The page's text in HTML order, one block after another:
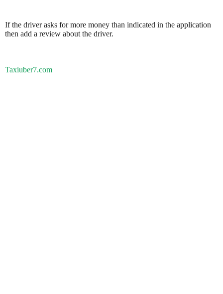
If the driver asks for more money than indicated in the application
then add a review about the driver.
Taxiuber7.com